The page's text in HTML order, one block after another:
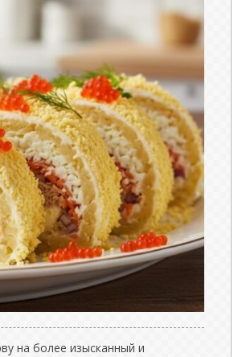
на более изысканный и